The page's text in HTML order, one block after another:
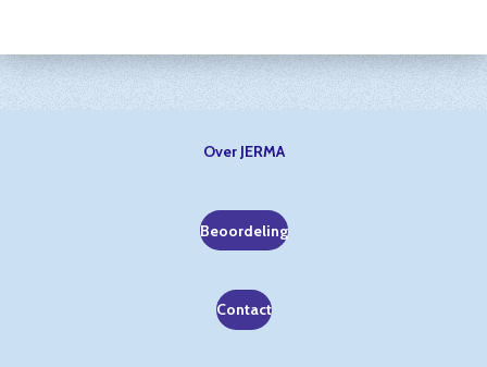
Over JERMA
Beoordeling
Contact